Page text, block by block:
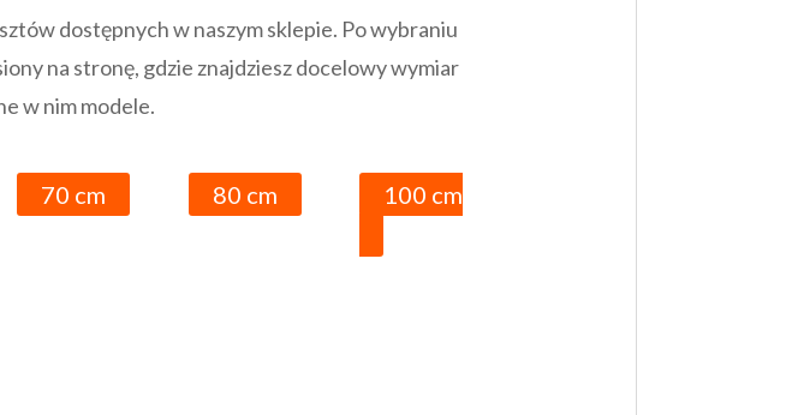
dostępnych w naszym sklepie. Po wybraniu
na stronę, gdzie znajdziesz docelowy wymiar
w nim modele.
70 cm 80 cm 100 cm